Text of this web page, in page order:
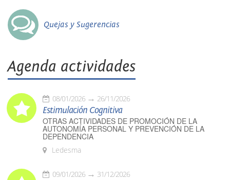
Quejas y Sugerencias
Agenda actividades
08/01/2026 26/11/2026
Estimulación Cognitiva
OTRAS ACTIVIDADES DE PROMOCIÓN DE LA
AUTONOMÍA PERSONAL Y PREVENCIÓN DE LA
DEPENDENCIA
Ledesma
09/01/2026 31/12/2026